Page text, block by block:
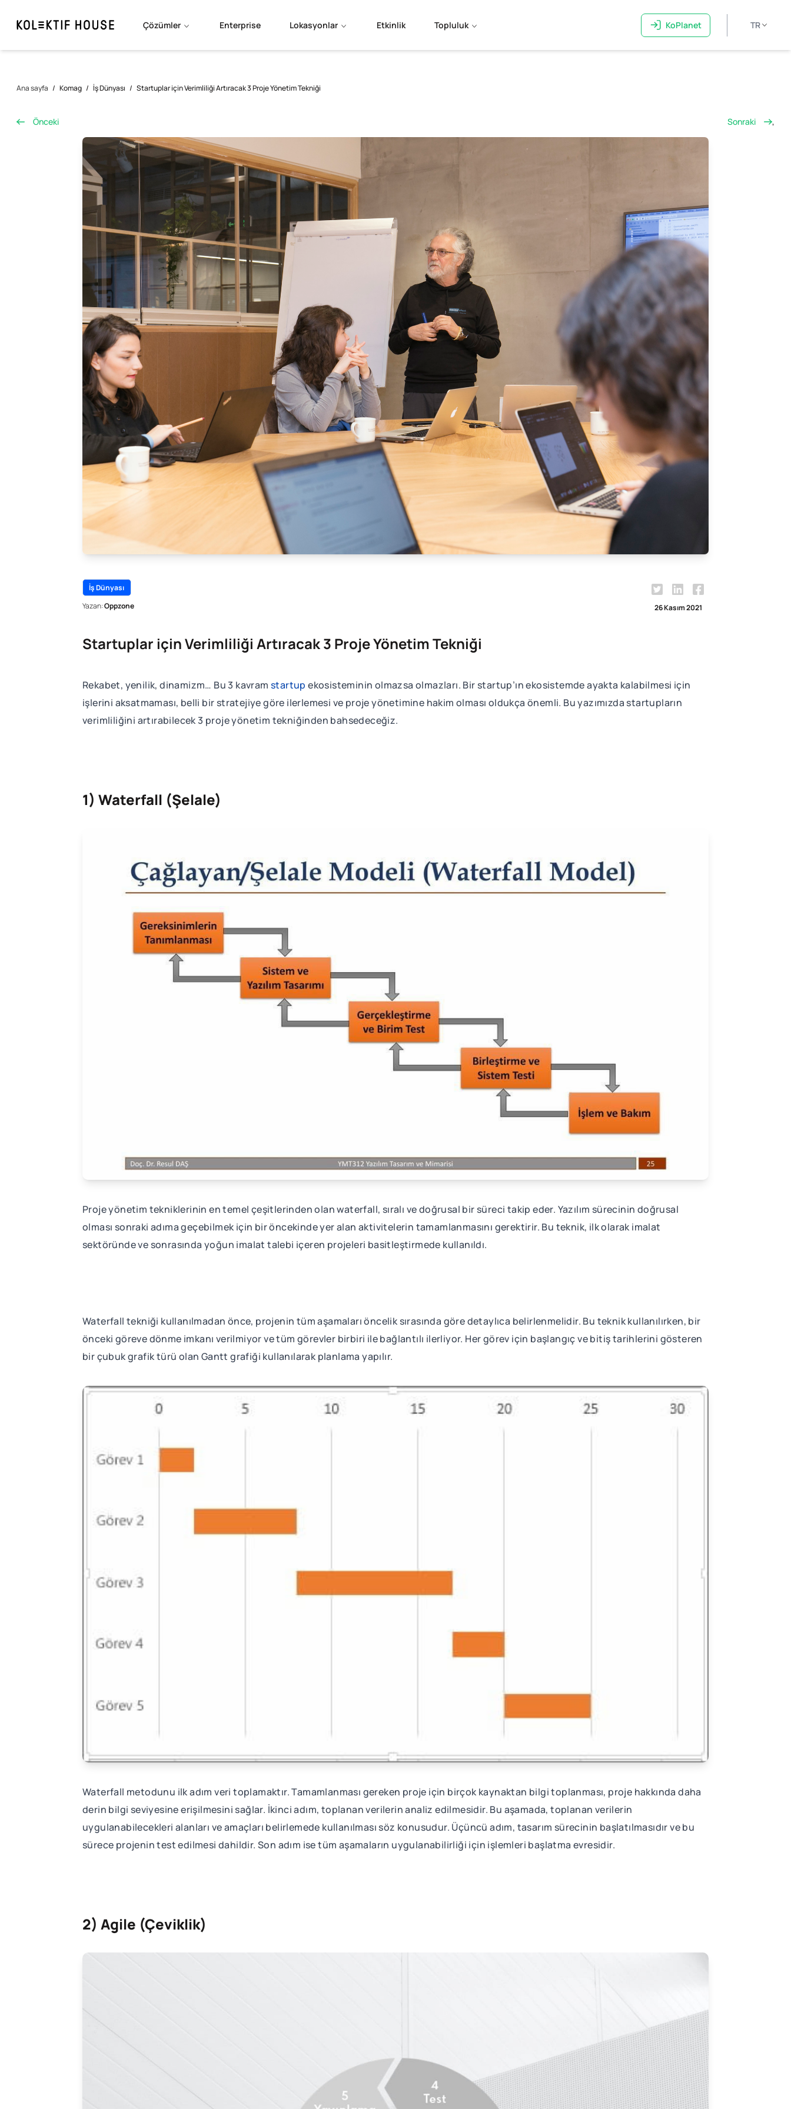
Çözümler Enterprise Lokasyonlar Etkinlik Topluluk KoPlanet TR
Ana sayfa / Komag / İş Dünyası / Startuplar için Verimliliği Artıracak 3 Proje Yönetim Tekniği
Önceki Sonraki ,
İş Dünyası
Yazan:Oppzone 26 Kasım 2021
Startuplar için Verimliliği Artıracak 3 Proje Yönetim Tekniği
Rekabet, yenilik, dinamizm… Bu 3 kavram startup ekosisteminin olmazsa olmazları. Bir startup’ın ekosistemde ayakta kalabilmesi için
işlerini aksatmaması, belli bir stratejiye göre ilerlemesi ve proje yönetimine hakim olması oldukça önemli. Bu yazımızda startupların
verimliliğini artırabilecek 3 proje yönetim tekniğinden bahsedeceğiz.
1) Waterfall (Şelale)
Proje yönetim tekniklerinin en temel çeşitlerinden olan waterfall, sıralı ve doğrusal bir süreci takip eder. Yazılım sürecinin doğrusal
olması sonraki adıma geçebilmek için bir öncekinde yer alan aktivitelerin tamamlanmasını gerektirir. Bu teknik, ilk olarak imalat
sektöründe ve sonrasında yoğun imalat talebi içeren projeleri basitleştirmede kullanıldı.
Waterfall tekniği kullanılmadan önce, projenin tüm aşamaları öncelik sırasında göre detaylıca belirlenmelidir. Bu teknik kullanılırken, bir
önceki göreve dönme imkanı verilmiyor ve tüm görevler birbiri ile bağlantılı ilerliyor. Her görev için başlangıç ve bitiş tarihlerini gösteren
bir çubuk grafik türü olan Gantt grafiği kullanılarak planlama yapılır.
Waterfall metodunu ilk adım veri toplamaktır. Tamamlanması gereken proje için birçok kaynaktan bilgi toplanması, proje hakkında daha
derin bilgi seviyesine erişilmesini sağlar. İkinci adım, toplanan verilerin analiz edilmesidir. Bu aşamada, toplanan verilerin
uygulanabilecekleri alanları ve amaçları belirlemede kullanılması söz konusudur. Üçüncü adım, tasarım sürecinin başlatılmasıdır ve bu
sürece projenin test edilmesi dahildir. Son adım ise tüm aşamaların uygulanabilirliği için işlemleri başlatma evresidir.
2) Agile (Çeviklik)